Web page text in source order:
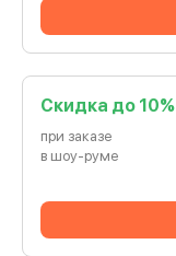
Cкидка до 10%
при заказе
в шоу-руме